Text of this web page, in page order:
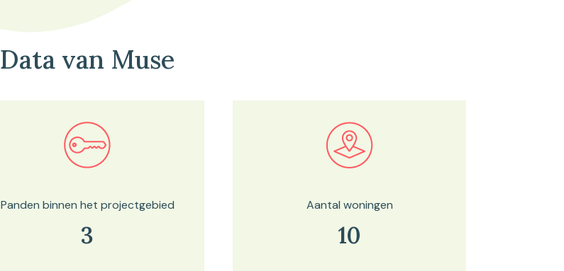
Data van Muse
Bekijk in onze kaartviewer
Panden binnen het projectgebied
3
Bekijk in onze kaartviewer
Aantal woningen
10